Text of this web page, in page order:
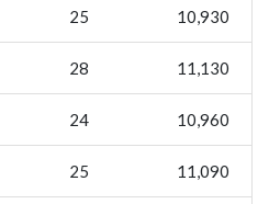
25 10,930
28 11,130
24 10,960
25 11,090